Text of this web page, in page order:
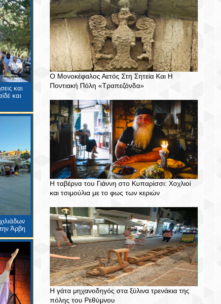
και
και
Άρβη
Ο Μονοκέφαλος Αετός Στη Σητεία Και Η
Ποντιακή Πόλη «Τραπεζόνδα»
Η ταβέρνα του Γιάννη στο Κυπαρίσσι: Χοχλιοί
και τσιμούλια με το φως των κεριών
Η γάτα μηχανοδηγός στα ξύλινα τρενάκια της
πόλης του Ρεθύμνου